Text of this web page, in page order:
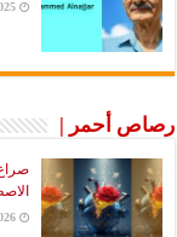
15/10/2025
|
صراع “اللغة
الاصطناعي ـ
14/03/2026